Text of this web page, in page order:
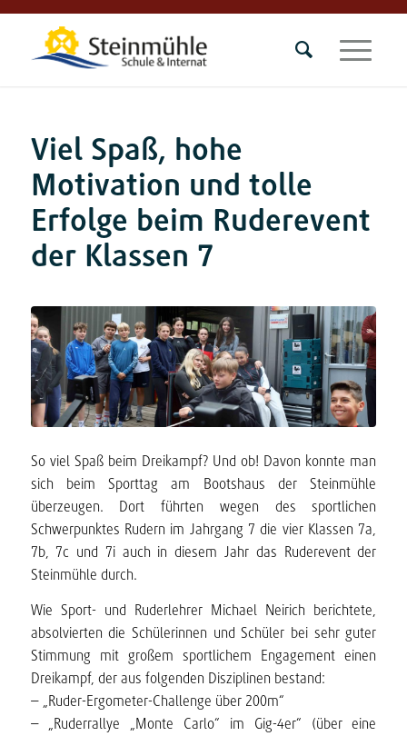
Viel Spaß, hohe
Motivation und tolle
Erfolge beim Ruderevent
der Klassen 7
So viel Spaß beim Dreikampf? Und ob! Davon konnte man
sich beim Sporttag am Bootshaus der Steinmühle
überzeugen. Dort führten wegen des sportlichen
Schwerpunktes Rudern im Jahrgang 7 die vier Klassen 7a,
7b, 7c und 7i auch in diesem Jahr das Ruderevent der
Steinmühle durch.
Wie Sport- und Ruderlehrer Michael Neirich berichtete,
absolvierten die Schülerinnen und Schüler bei sehr guter
Stimmung mit großem sportlichem Engagement einen
Dreikampf, der aus folgenden Disziplinen bestand:
– „Ruder-Ergometer-Challenge über 200m“
– „Ruderrallye „Monte Carlo“ im Gig-4er“ (über eine